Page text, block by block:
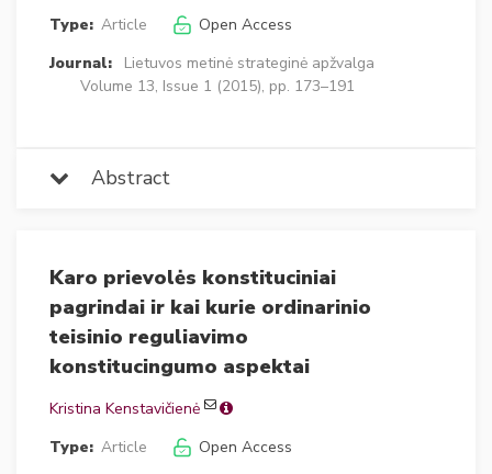
Type: Article
Open Access
Journal:
Lietuvos metinė strateginė apžvalga
Volume 13, Issue 1 (2015), pp. 173–191
Abstract
Karo prievolės konstituciniai
pagrindai ir kai kurie ordinarinio
teisinio reguliavimo
konstitucingumo aspektai
Kristina Kenstavičienė
Type: Article
Open Access